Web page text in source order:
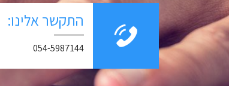
התקשר אלינו:
054-5987144